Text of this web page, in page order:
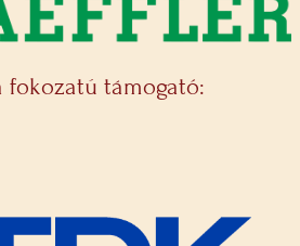
fokozatú támogató: